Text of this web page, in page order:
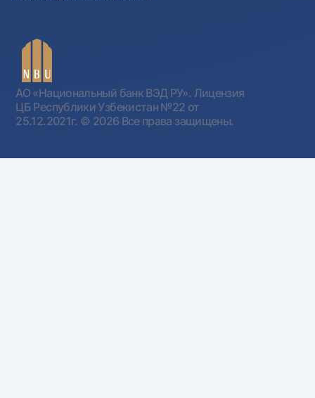
АО «Национальный банк ВЭД РУ». Лицензия
ЦБ Республики Узбекистан №22 от
25.12.2021г. © 2026 Все права защищены.